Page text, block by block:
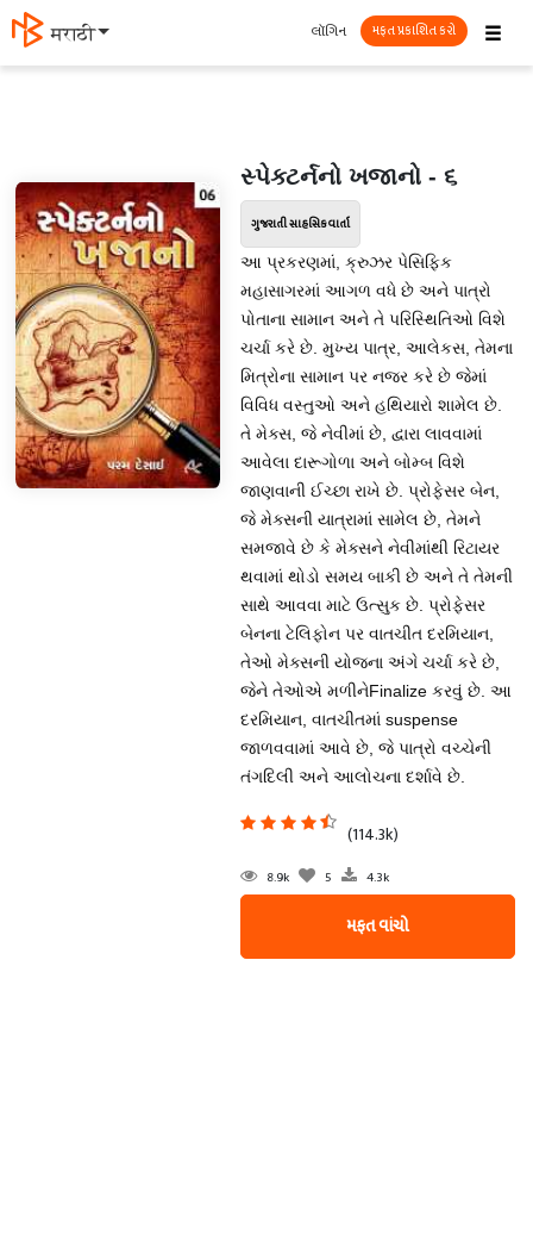
मराठी ☰
લૉગિન મફત પ્રકાશિત કરો
સ્પેક્ટર્નનો ખજાનો - ૬
ગુજરાતી સાહસિક વાર્તા
આ પ્રકરણમાં, ક્રુઝર પેસિફિક
મહાસાગરમાં આગળ વધે છે અને પાત્રો
પોતાના સામાન અને તે પરિસ્થિતિઓ વિશે
ચર્ચા કરે છે. મુખ્ય પાત્ર, આલેકસ, તેમના
મિત્રોના સામાન પર નજર કરે છે જેમાં
વિવિધ વસ્તુઓ અને હથિયારો શામેલ છે.
તે મેક્સ, જે નેવીમાં છે, દ્વારા લાવવામાં
આવેલા દારૂગોળા અને બોમ્બ વિશે
જાણવાની ઈચ્છા રાખે છે. પ્રોફેસર બેન,
જે મેક્સની યાત્રામાં સામેલ છે, તેમને
સમજાવે છે કે મેક્સને નેવીમાંથી રિટાયર
થવામાં થોડો સમય બાકી છે અને તે તેમની
સાથે આવવા માટે ઉત્સુક છે. પ્રોફેસર
બેનના ટેલિફોન પર વાતચીત દરમિયાન,
તેઓ મેક્સની યોજના અંગે ચર્ચા કરે છે,
જેને તેઓએ મળીનેFinalize કરવું છે. આ
દરમિયાન, વાતચીતમાં suspense
જાળવવામાં આવે છે, જે પાત્રો વચ્ચેની
તંગદિલી અને આલોચના દર્શાવે છે.
(114.3k)
8.9k 5 4.3k
મફત વાંચો